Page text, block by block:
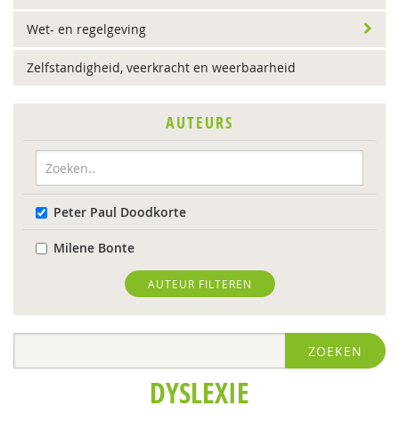
Wet- en regelgeving
Zelfstandigheid, veerkracht en weerbaarheid
AUTEURS
Peter Paul Doodkorte
Milene Bonte
AUTEUR FILTEREN
ZOEKEN
DYSLEXIE